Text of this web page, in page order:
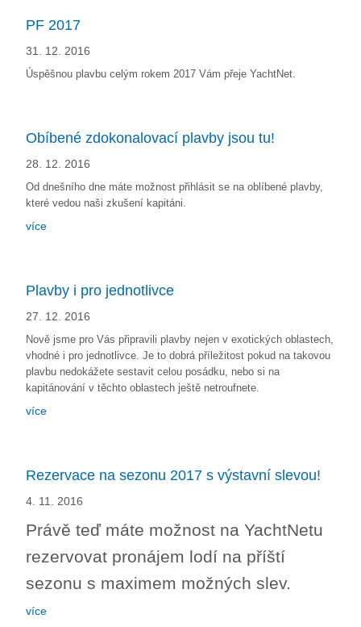
PF 2017
31. 12. 2016
Úspěšnou plavbu celým rokem 2017 Vám přeje YachtNet.
Obíbené zdokonalovací plavby jsou tu!
28. 12. 2016
Od dnešního dne máte možnost přihlásit se na oblíbené plavby,
které vedou naši zkušení kapitáni.
více
Plavby i pro jednotlivce
27. 12. 2016
Nově jsme pro Vás připravili plavby nejen v exotických oblastech,
vhodné i pro jednotlivce. Je to dobrá příležitost pokud na takovou
plavbu nedokážete sestavit celou posádku, nebo si na
kapitánování v těchto oblastech ještě netroufnete.
více
Rezervace na sezonu 2017 s výstavní slevou!
4. 11. 2016
Právě teď máte možnost na YachtNetu
rezervovat pronájem lodí na příští
sezonu s maximem možných slev.
více